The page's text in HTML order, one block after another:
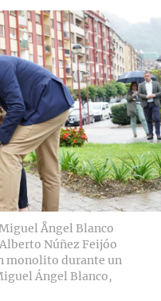
Ångel Blanco
Núñez Feijóo
monolito durante un
Ángel Blanco,